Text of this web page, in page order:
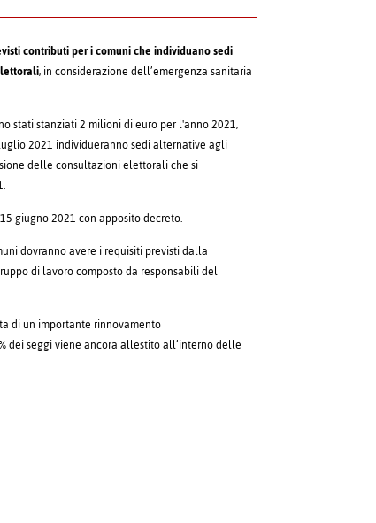
contributi per i comuni che individuano sedi
, in considerazione dell’emergenza sanitaria
stati stanziati 2 milioni di euro per l'anno 2021,
2021 individueranno sedi alternative agli
delle consultazioni elettorali che si
giugno 2021 con apposito decreto.
dovranno avere i requisiti previsti dalla
di lavoro composto da responsabili del
di un importante rinnovamento
dei seggi viene ancora allestito all’interno delle